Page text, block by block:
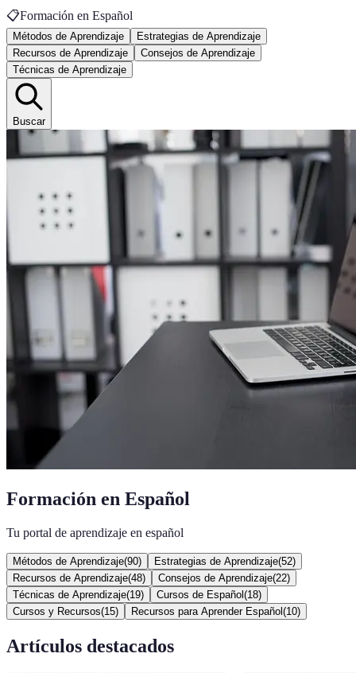
📋Formación en Español
Métodos de Aprendizaje
Estrategias de Aprendizaje
Recursos de Aprendizaje
Consejos de Aprendizaje
Técnicas de Aprendizaje
Buscar
Formación en Español
Tu portal de aprendizaje en español
Métodos de Aprendizaje(90) Estrategias de Aprendizaje(52)
Recursos de Aprendizaje(48) Consejos de Aprendizaje(22)
Técnicas de Aprendizaje(19) Cursos de Español (18)
Cursos y Recursos(15) Recursos para Aprender Español (10)
Artículos destacados